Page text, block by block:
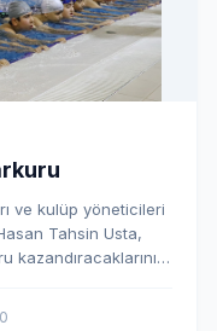
ve kulüp yöneticileri
Tahsin Usta,
0